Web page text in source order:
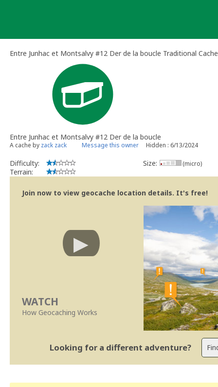
Entre Junhac et Montsalvy #12 Der de la boucle Traditional Cache
Entre Junhac et Montsalvy #12 Der de la boucle
A cache by zack zack Message this owner Hidden : 6/13/2024
Difficulty:
Terrain:
Size: (micro)
Join now to view geocache location details. It's free!
WATCH
How Geocaching Works
Looking for a different adventure?